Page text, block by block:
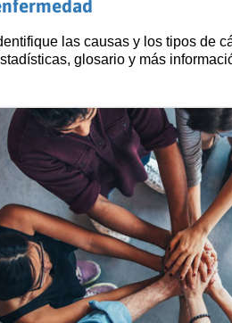
las causas y los tipos de
glosario y más